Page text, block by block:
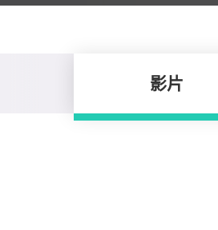
影片